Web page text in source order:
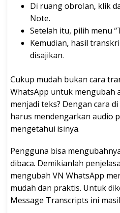
Di ruang obrolan, klik
Note.
Setelah itu, pilih menu
Kemudian, hasil
disajikan.
Cukup mudah bukan cara
WhatsApp untuk mengubah
menjadi teks? Dengan cara
harus mendengarkan audio
mengetahui isinya.
Pengguna bisa
dibaca. Demikianlah
mengubah VN WhatsApp
mudah dan praktis. Untuk
Message Transcripts ini